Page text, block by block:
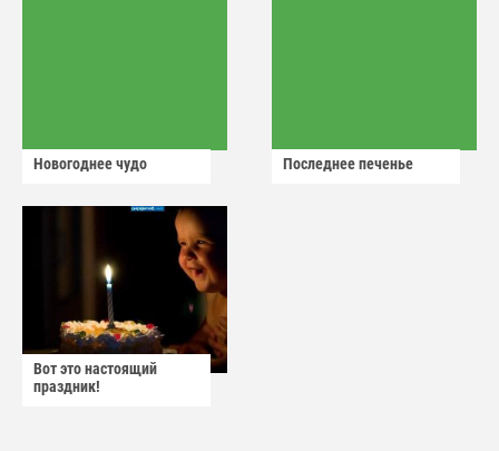
Новогоднее чудо Последнее печенье
Вот это настоящий
праздник!